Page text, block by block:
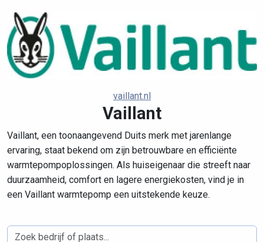
vaillant.nl
Vaillant
Vaillant, een toonaangevend Duits merk met jarenlange
ervaring, staat bekend om zijn betrouwbare en efficiënte
warmtepompoplossingen. Als huiseigenaar die streeft naar
duurzaamheid, comfort en lagere energiekosten, vind je in
een Vaillant warmtepomp een uitstekende keuze.